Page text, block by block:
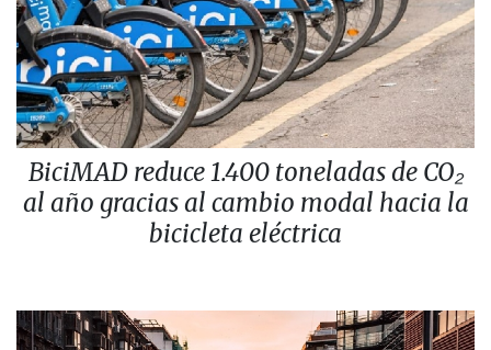
BiciMAD reduce 1.400 toneladas de CO₂
al año gracias al cambio modal hacia la
bicicleta eléctrica